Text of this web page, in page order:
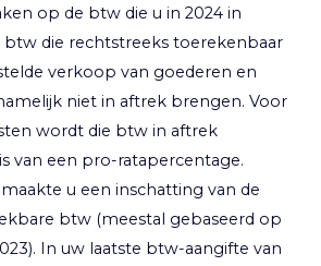
op de btw die u in 2024 in
btw die rechtstreeks toerekenbaar
verkoop van goederen en
niet in aftrek brengen. Voor
wordt die btw in aftrek
van een pro-ratapercentage.
u een inschatting van de
btw (meestal gebaseerd op
In uw laatste btw-aangifte van